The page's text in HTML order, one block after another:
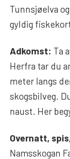
Tunnsjøelva
gyldig
Adkomst: Ta
Herfra tar du
meter langs
skogsbilveg.
naust. Her
Overnatt,
Namsskogan